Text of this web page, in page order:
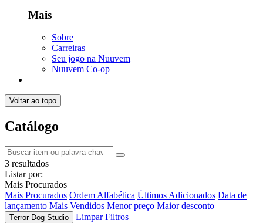
Mais
Sobre
Carreiras
Seu jogo na Nuuvem
Nuuvem Co-op
Voltar ao topo
Catálogo
3 resultados
Listar por:
Mais Procurados
Mais Procurados Ordem Alfabética Últimos Adicionados Data de
lançamento Mais Vendidos Menor preço Maior desconto
Terror Dog Studio Limpar Filtros